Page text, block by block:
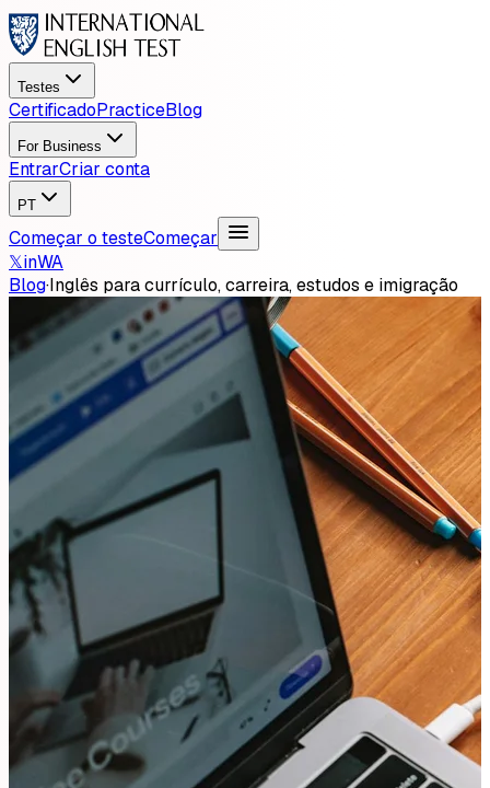
Testes
CertificadoPracticeBlog
For Business
EntrarCriar conta
PT
Começar o testeComeçar
𝕏inWA
Blog·Inglês para currículo, carreira, estudos e imigração